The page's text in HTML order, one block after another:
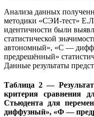
Анализа данных
методики «СЭИ-тест»
идентичности были
статистической
автономный», «С —
предрешённый»
Данные результаты
Таблица 2 —
критерия сравнения
Стьюдента для
диффузный», «Ф —